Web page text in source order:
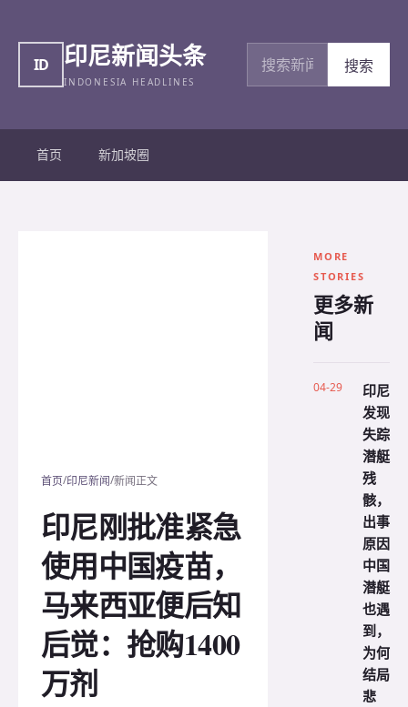
ID 印尼新闻头条
INDONESIA HEADLINES
搜索新闻
搜索
首页 新加坡圈
首页/印尼新闻/新闻正文
印尼刚批准紧急
使用中国疫苗，
马来西亚便后知
后觉：抢购1400
万剂
MORE
STORIES
更多新
闻
04-29
印尼
发现
失踪
潜艇
残
骸，
出事
原因
中国
潜艇
也遇
到，
为何
结局
悲